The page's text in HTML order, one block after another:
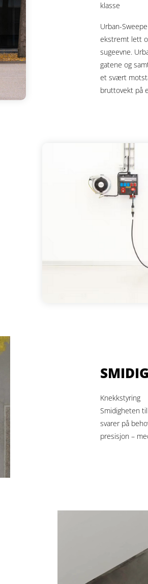
klasse
Urban-
ekstremt lett
sugeevne.
gatene og
et svært
bruttovekt på
Knekkstyring
Smidigheten
svarer på
presisjon –